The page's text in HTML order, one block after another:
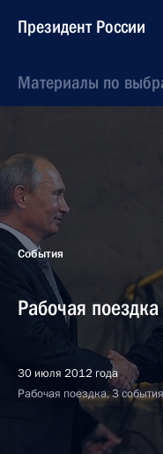
Президент России
Материалы по
События
Рабочая
30 июля 2012 года
Рабочая поездка, 3 события